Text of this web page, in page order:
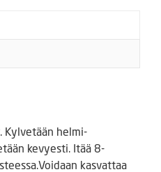
Kylvetään helmi-
kevyesti. Itää 8-
kasvattaa